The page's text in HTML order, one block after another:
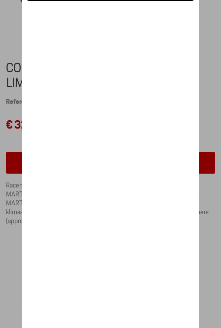
COLLECTOR'S CUP NO. 3, SAFARI -
LIMITED EDITION - MARTINI RACING
Referentie: WAP0507010PCUP
€ 32,54
Racen ontmoet genieten: de verzamelbeker nr. 3 begint met iconische
MARTINI RACING® details. Met zijn dynamische strepen en prominente
MARTINI RACING®-logo is de beker een echte blikvanger - en de
klimaatneutrale productie scoort ook punten bij verantwoordelijke kenners.
(approx. : 500 ml)